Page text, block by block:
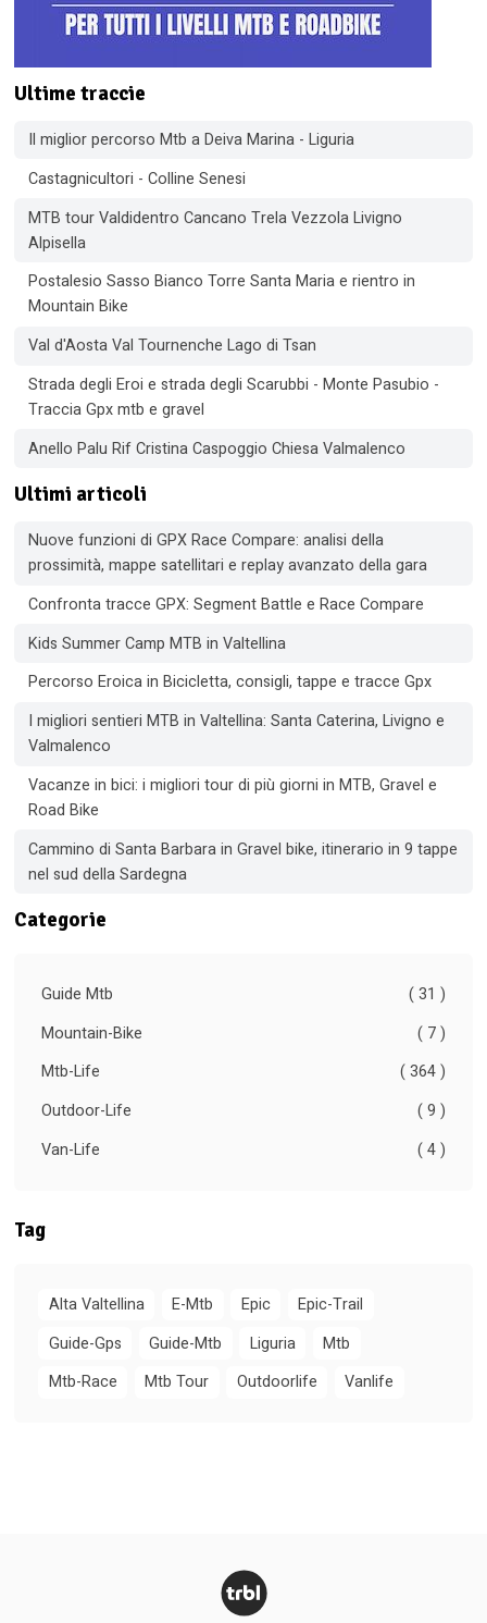
Ultime traccie
Il miglior percorso Mtb a Deiva Marina - Liguria
Castagnicultori - Colline Senesi
MTB tour Valdidentro Cancano Trela Vezzola Livigno
Alpisella
Postalesio Sasso Bianco Torre Santa Maria e rientro in
Mountain Bike
Val d'Aosta Val Tournenche Lago di Tsan
Strada degli Eroi e strada degli Scarubbi - Monte Pasubio -
Traccia Gpx mtb e gravel
Anello Palu Rif Cristina Caspoggio Chiesa Valmalenco
Ultimi articoli
Nuove funzioni di GPX Race Compare: analisi della
prossimità, mappe satellitari e replay avanzato della gara
Confronta tracce GPX: Segment Battle e Race Compare
Kids Summer Camp MTB in Valtellina
Percorso Eroica in Bicicletta, consigli, tappe e tracce Gpx
I migliori sentieri MTB in Valtellina: Santa Caterina, Livigno e
Valmalenco
Vacanze in bici: i migliori tour di più giorni in MTB, Gravel e
Road Bike
Cammino di Santa Barbara in Gravel bike, itinerario in 9 tappe
nel sud della Sardegna
Categorie
Guide Mtb
( 31 )
Mountain-Bike
( 7 )
Mtb-Life
( 364 )
Outdoor-Life
( 9 )
Van-Life
( 4 )
Tag
Alta Valtellina E-Mtb Epic
Epic-Trail
Guide-Gps
Guide-Mtb Liguria
Mtb
Mtb-Race
Mtb Tour Outdoorlife Vanlife